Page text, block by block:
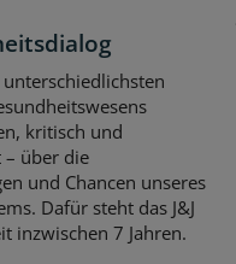
kritisch und
über die
und Chancen unseres
Dafür steht das J&J
inzwischen 7 Jahren.